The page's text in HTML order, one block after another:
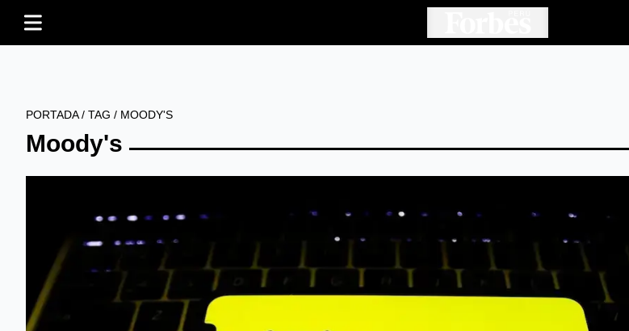
PORTADA/ TAG / MOODY'S
Moody's